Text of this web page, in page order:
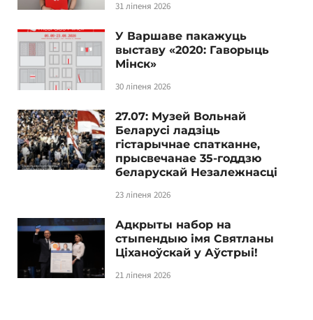
31 ліпеня 2026
У Варшаве пакажуць
выставу «2020: Гаворыць
Мінск»
30 ліпеня 2026
27.07: Музей Вольнай
Беларусі ладзіць
гістарычнае спатканне,
прысвечанае 35-годдзю
беларускай Незалежнасці
23 ліпеня 2026
Адкрыты набор на
стыпендыю імя Святланы
Ціханоўскай у Аўстрыі!
21 ліпеня 2026